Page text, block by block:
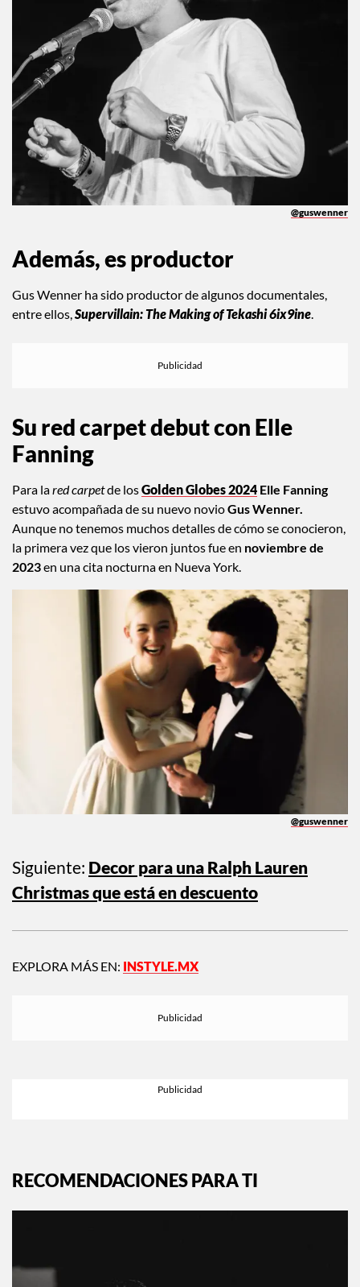
@guswenner
Además, es productor
Gus Wenner ha sido productor de algunos documentales,
entre ellos, Supervillain: The Making of Tekashi 6ix9ine
Su red carpet debut con Elle
Fanning
Para lared carpetde losGolden Globes 2024 Elle Fanning
estuvo acompañada de su nuevo novioGus Wenner.
Aunque no tenemos muchos detalles de cómo se conocieron,
la primera vez que los vieron juntos fue en noviembre de
2023en una cita nocturna en Nueva York.
@guswenner
Siguiente: Decor para una Ralph Lauren
Christmas que está en descuento
EXPLORA MÁS EN: INSTYLE.MX
RECOMENDACIONES PARA TI